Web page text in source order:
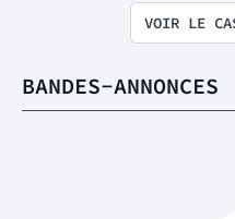
VOIR LE
BANDES-ANNONCES